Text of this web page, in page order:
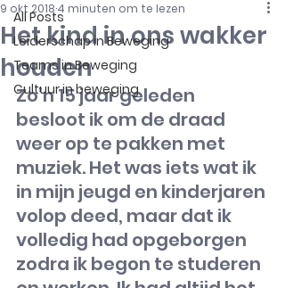
All Posts
Leiderschap in Beweging
Teams in Beweging
Cultuur in beweging
Het kind in ons wakker
houden
9 okt 2018 4 minuten om te lezen
Zo’n 15 jaar geleden
besloot ik om de draad
weer op te pakken met
muziek. Het was iets wat ik
in mijn jeugd en kinderjaren
volop deed, maar dat ik
volledig had opgeborgen
zodra ik begon te studeren